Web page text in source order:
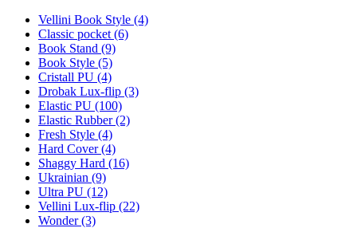
Vellini Book Style (4)
Classic pocket (6)
Book Stand (9)
Book Style (5)
Cristall PU (4)
Drobak Lux-flip (3)
Elastic PU (100)
Elastic Rubber (2)
Fresh Style (4)
Hard Cover (4)
Shaggy Hard (16)
Ukrainian (9)
Ultra PU (12)
Vellini Lux-flip (22)
Wonder (3)